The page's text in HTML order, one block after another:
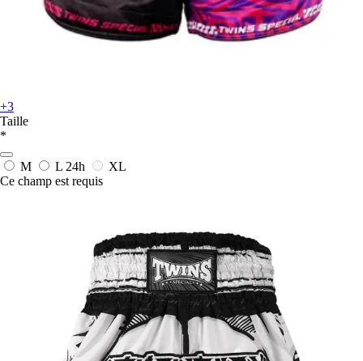
+3
Taille
*
M L 24h
XL
Ce champ est requis